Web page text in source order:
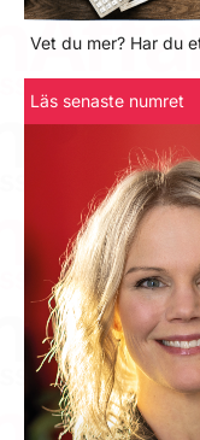
Vet du mer? Har du
Läs senaste numret